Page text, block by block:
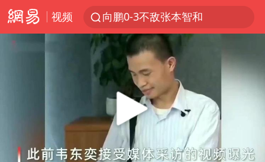
视频
向鹏0-3不敌张本智和
曝韩国足协为外籍裁判员安排色情招待
台风白海豚加强
“新疆阿勒泰八月能滑雪”不实
广东雷州通报特教老师招聘违规事件